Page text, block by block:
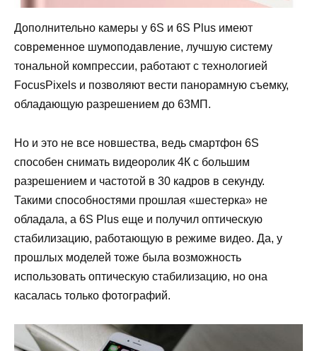
Дополнительно камеры у 6S и 6S Plus имеют
современное шумоподавление, лучшую систему
тональной компрессии, работают с технологией
FocusPixels и позволяют вести панорамную съемку,
обладающую разрешением до 63МП.
Но и это не все новшества, ведь смартфон 6S
способен снимать видеоролик 4К с большим
разрешением и частотой в 30 кадров в секунду.
Такими способностями прошлая «шестерка» не
обладала, а 6S Plus еще и получил оптическую
стабилизацию, работающую в режиме видео. Да, у
прошлых моделей тоже была возможность
использовать оптическую стабилизацию, но она
касалась только фотографий.